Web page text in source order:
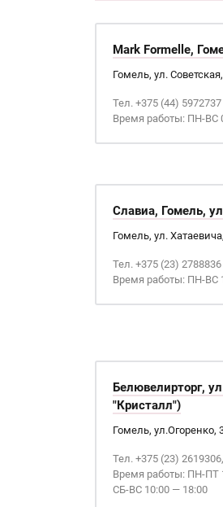
Mark Formelle,
Гомель, ул.
Тел. +375 (44) 5972737
Время работы: ПН-ВС
Славиа, Гомель,
Гомель, ул.
Тел. +375 (23) 2788836
Время работы: ПН-ВС
Белювелирторг,
"Кристалл")
Гомель, ул.Огоренко,
Тел. +375 (23)
Время работы: ПН-ПТ
СБ-ВС 10:00 — 18:00